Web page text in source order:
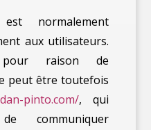
normalement
aux utilisateurs.
raison de
peut être toutefois
pinto.com/, qui
communiquer